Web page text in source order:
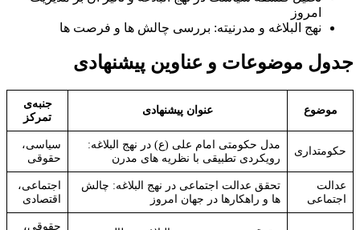
امروز
نهج البلاغه و مدرنیته: بررسی چالش ها و فرصت ها
جدول موضوعات و عناوین پیشنهادی
موضوع عنوان پیشنهادی
جنبه‌ی
تمرکز
حکومتداری
مدل حکومتی امام علی (ع) در نهج البلاغه:
رویکردی تطبیقی با نظریه های مدرن
سیاسی،
حقوقی
عدالت
اجتماعی
تحقق عدالت اجتماعی در نهج البلاغه: چالش
ها و راهکارها در جهان امروز
اجتماعی،
اقتصادی
حقوقی،